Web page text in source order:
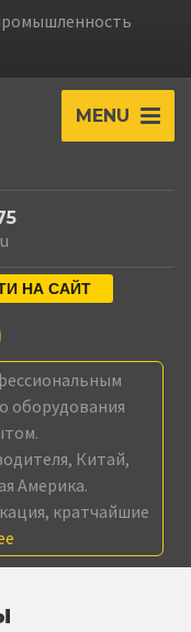
MENU
НА САЙТ
оборудования
Китай,
Америка.
кратчайшие